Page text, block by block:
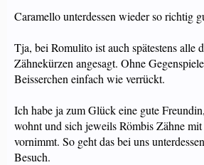
Caramello unterdessen wieder so richtig
Tja, bei Romulito ist auch spätestens alle
Zähnekürzen angesagt. Ohne
Beisserchen einfach wie verrückt.
Ich habe ja zum Glück eine gute
wohnt und sich jeweils Römbis Zähne
vornimmt. So geht das bei uns
Besuch.